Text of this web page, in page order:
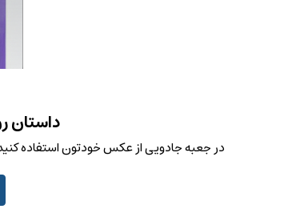
داستان
در جعبه جادویی از عکس خودتون استفاده